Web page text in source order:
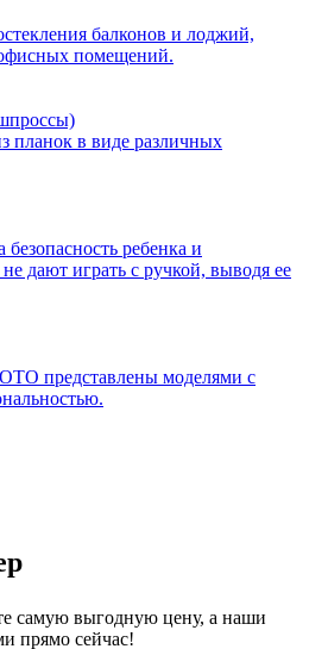
балконов и лоджий,
помещений.
планок в виде различных
безопасность ребенка и
дают играть с ручкой, выводя ее
представлены моделями с
самую выгодную цену, а наши
прямо сейчас!